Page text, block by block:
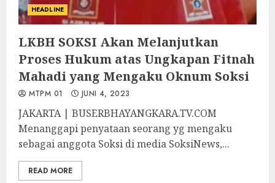
HEADLINE
LKBH SOKSI Akan Melanjutkan
Proses Hukum atas Ungkapan Fitnah
Mahadi yang Mengaku Oknum Soksi
MTPM 01 JUNI 4, 2023
JAKARTA | BUSERBHAYANGKARA.TV.COM
Menanggapi penyataan seorang yg mengaku
sebagai anggota Soksi di media SoksiNews,...
READ MORE